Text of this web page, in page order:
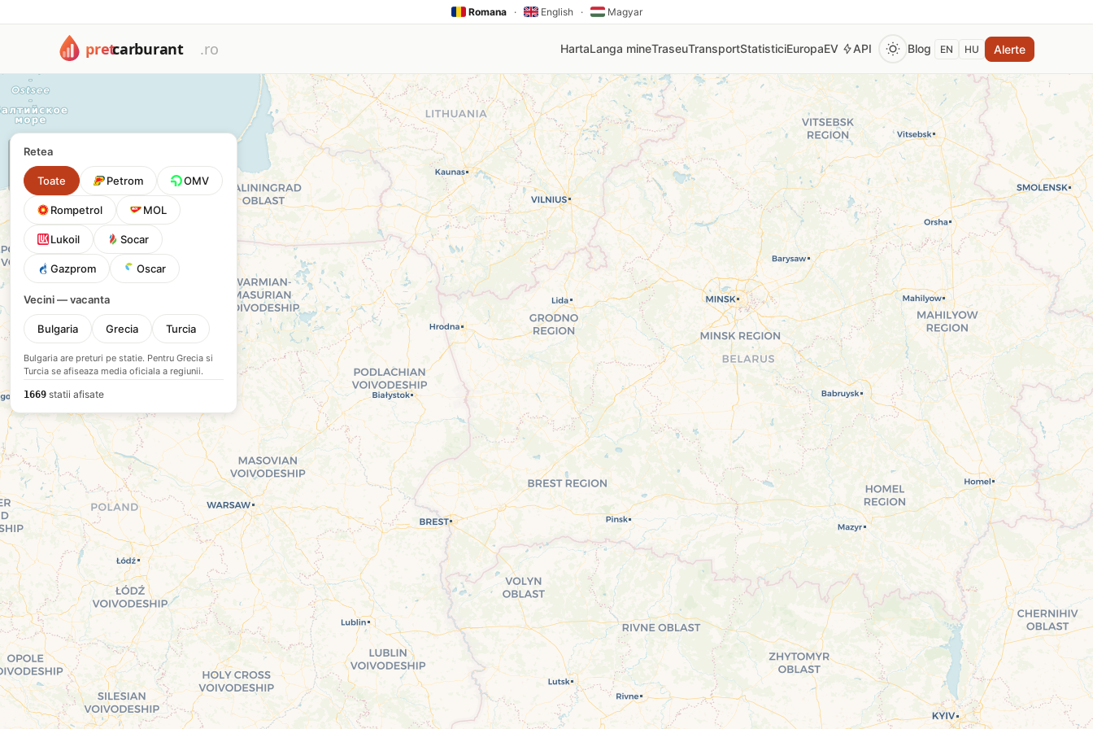
Romana · English · Magyar
HartaLanga mineTraseuTransportStatisticiEuropaEV API Blog EN HU Alerte
Harta benzinăriilor din România
Harta cu toate cele 1673 benzinării din România: Petrom, OMV, Rompetrol, Mol, Lukoil, Socar, Oscar. Click pe orice pin pentru a vedea prețul curent al benzinei, motorinei și GPL.
Filtrează după tip de carburant sau rețea pentru a găsi cea mai ieftină stație din zona ta. Prețurile sunt actualizate automat la fiecare 2 ore din surse oficiale verificate
+
−
Retea
Toate Petrom OMV
Rompetrol MOL
Lukoil Socar
Gazprom Oscar
Vecini — vacanta
Bulgaria Grecia Turcia
Bulgaria are preturi pe statie. Pentru Grecia si
Turcia se afiseaza media oficiala a regiunii.
1669 statii afisate